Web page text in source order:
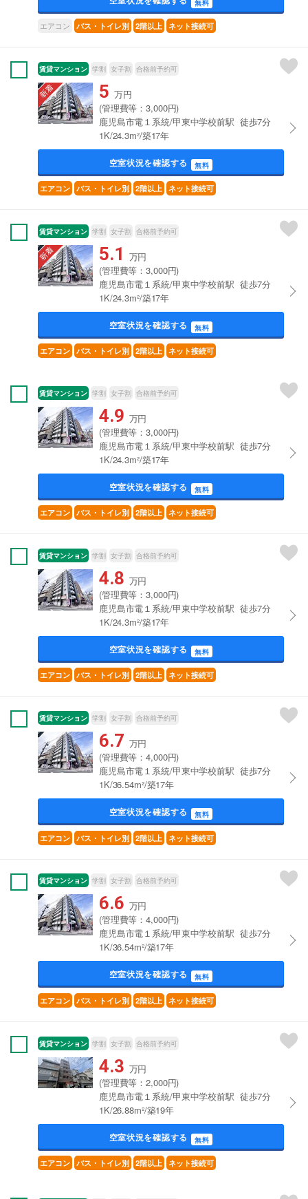
無料
エアコン バス・トイレ別 2階以上 ネット接続可
賃貸マンション 学割 女子割 合格前予約可
5 万円
(管理費等：3,000円)
鹿児島市電１系統/甲東中学校前駅 徒歩7分
1K/24.3m²/築17年
空室状況を確認する 無料
エアコン バス・トイレ別 2階以上 ネット接続可
賃貸マンション 学割 女子割 合格前予約可
5.1 万円
(管理費等：3,000円)
鹿児島市電１系統/甲東中学校前駅 徒歩7分
1K/24.3m²/築17年
空室状況を確認する 無料
エアコン バス・トイレ別 2階以上 ネット接続可
賃貸マンション 学割 女子割 合格前予約可
4.9 万円
(管理費等：3,000円)
鹿児島市電１系統/甲東中学校前駅 徒歩7分
1K/24.3m²/築17年
空室状況を確認する 無料
エアコン バス・トイレ別 2階以上 ネット接続可
賃貸マンション 学割 女子割 合格前予約可
4.8 万円
(管理費等：3,000円)
鹿児島市電１系統/甲東中学校前駅 徒歩7分
1K/24.3m²/築17年
空室状況を確認する 無料
エアコン バス・トイレ別 2階以上 ネット接続可
賃貸マンション 学割 女子割 合格前予約可
6.7 万円
(管理費等：4,000円)
鹿児島市電１系統/甲東中学校前駅 徒歩7分
1K/36.54m²/築17年
空室状況を確認する 無料
エアコン バス・トイレ別 2階以上 ネット接続可
賃貸マンション 学割 女子割 合格前予約可
6.6 万円
(管理費等：4,000円)
鹿児島市電１系統/甲東中学校前駅 徒歩7分
1K/36.54m²/築17年
空室状況を確認する 無料
エアコン バス・トイレ別 2階以上 ネット接続可
賃貸マンション 学割 女子割 合格前予約可
4.3 万円
(管理費等：2,000円)
鹿児島市電１系統/甲東中学校前駅 徒歩7分
1K/26.88m²/築19年
空室状況を確認する 無料
エアコン バス・トイレ別 2階以上 ネット接続可